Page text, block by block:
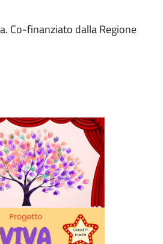
Co-finanziato dalla Regione